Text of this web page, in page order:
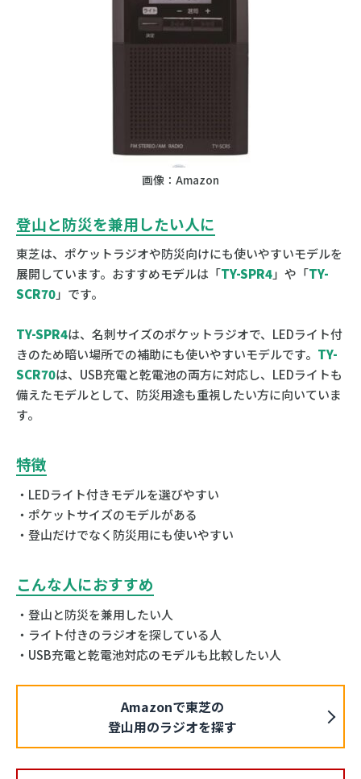
画像：Amazon
登山と防災を兼用したい人に
東芝は、ポケットラジオや防災向けにも使いやすいモデルを
展開しています。おすすめモデルは「TY-SPR4」や「TY-
SCR70」です。
TY-SPR4は、名刺サイズのポケットラジオで、LEDライト付
きのため暗い場所での補助にも使いやすいモデルです。 TY-
SCR70は、USB充電と乾電池の両方に対応し、LEDライトも
備えたモデルとして、防災用途も重視したい方に向いていま
す。
特徴
・LEDライト付きモデルを選びやすい
・ポケットサイズのモデルがある
・登山だけでなく防災用にも使いやすい
こんな人におすすめ
・登山と防災を兼用したい人
・ライト付きのラジオを探している人
・USB充電と乾電池対応のモデルも比較したい人
Amazonで東芝の
登山用のラジオを探す